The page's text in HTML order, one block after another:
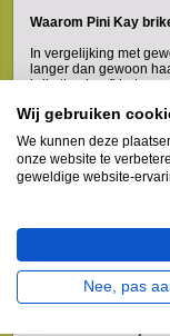
Waarom Pini Kay
In vergelijking met
langer dan gewoon
briketten heeft het
volledige verbranding.
briketten zijn:
Weinig
Lange warmte
Geen
Hoe steek ik Pini Kay
Wij gebruiken
We kunnen deze
onze website te
geweldige website-
Nee, pas